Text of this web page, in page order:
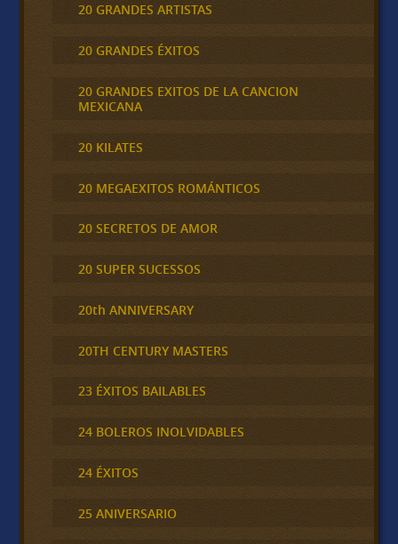
20 GRANDES ARTISTAS
20 GRANDES ÉXITOS
20 GRANDES EXITOS DE LA CANCION
MEXICANA
20 KILATES
20 MEGAEXITOS ROMÁNTICOS
20 SECRETOS DE AMOR
20 SUPER SUCESSOS
20th ANNIVERSARY
20TH CENTURY MASTERS
23 ÉXITOS BAILABLES
24 BOLEROS INOLVIDABLES
24 ÉXITOS
25 ANIVERSARIO